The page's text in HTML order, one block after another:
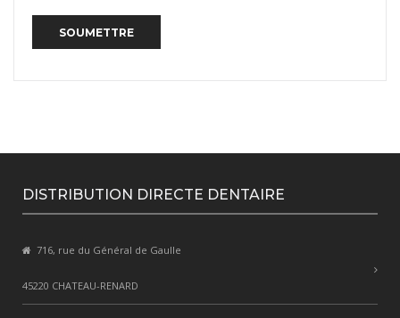
DISTRIBUTION DIRECTE DENTAIRE
716, rue du Général de Gaulle
45220 CHATEAU-RENARD